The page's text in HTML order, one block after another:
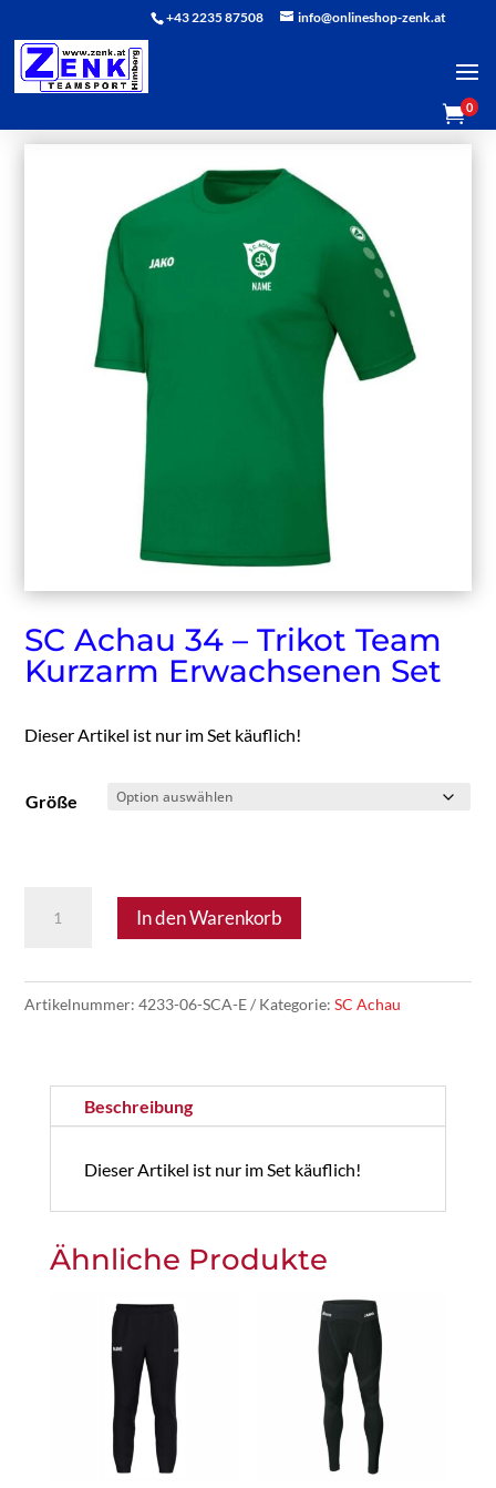
+43 2235 87508 info@onlineshop-zenk.at
0
SC Achau 34 – Trikot Team
Kurzarm Erwachsenen Set
Dieser Artikel ist nur im Set käuflich!
Größe
Kurzarm
Erwachsenen
In den Warenkorb
Artikelnummer:4233-06-SCA-E Kategorie:SC Achau
Beschreibung
Dieser Artikel ist nur im Set käuflich!
Ähnliche Produkte